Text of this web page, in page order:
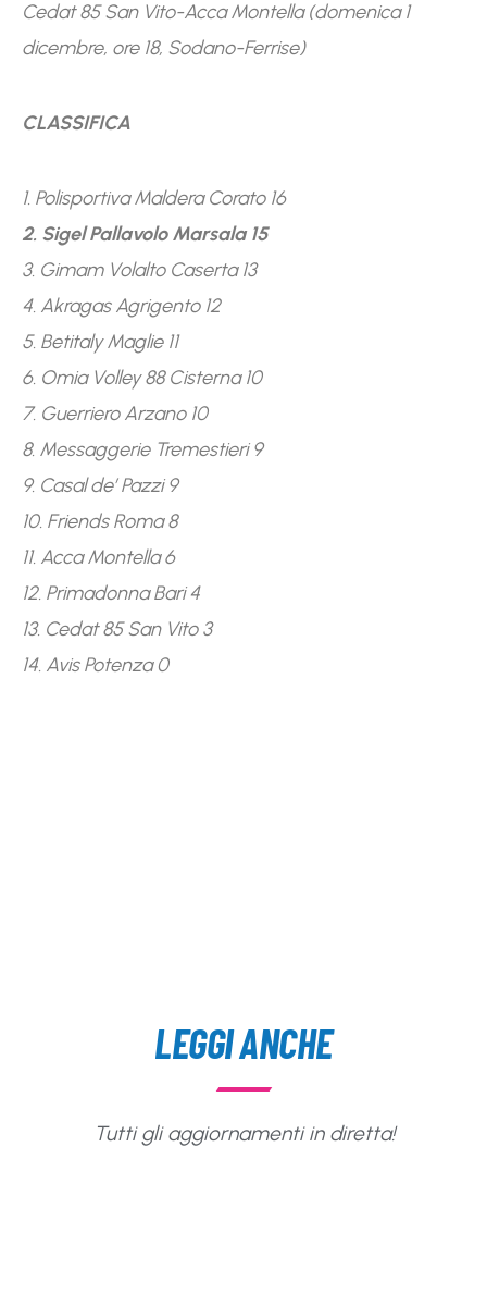
Cedat 85 San Vito-Acca Montella (domenica 1
dicembre, ore 18, Sodano-Ferrise)
CLASSIFICA
1. Polisportiva Maldera Corato 16
2. Sigel Pallavolo Marsala 15
3. Gimam Volalto Caserta 13
4. Akragas Agrigento 12
5. Betitaly Maglie 11
6. Omia Volley 88 Cisterna 10
7. Guerriero Arzano 10
8. Messaggerie Tremestieri 9
9. Casal de’ Pazzi 9
10. Friends Roma 8
11. Acca Montella 6
12. Primadonna Bari 4
13. Cedat 85 San Vito 3
14. Avis Potenza 0
LEGGI ANCHE
Tutti gli aggiornamenti in diretta!